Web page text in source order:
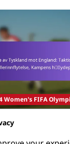
Women's FIFA
mot